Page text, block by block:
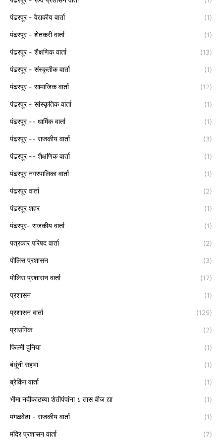
पंढरपूर - वैद्यकीय वार्ता (1)
पंढरपूर - शेतकरी वार्ता (1)
पंढरपूर - शैक्षणिक वार्ता (13)
पंढरपूर - संस्कृतीक वार्ता (1)
पंढरपूर - सामाजिक वार्ता (12)
पंढरपूर - सांस्कृतिक वार्ता (1)
पंढरपूर -- धार्मिक वार्ता (1)
पंढरपूर -- राजकीय वार्ता (3)
पंढरपूर -- शैक्षणिक वार्ता (1)
पंढरपूर नगरपालिका वार्ता (1)
पंढरपूर वार्ता (2)
पंढरपूर शहर (1)
पंढरपूर- राजकीय वार्ता (1)
पत्रकार परिषद वार्ता (2)
पोलिस प्रशासन (3)
पोलिस प्रशासन वार्ता (17)
प्रशासन (1)
प्रशासन वार्ता (129)
प्रासंगिक (2)
फिल्मी दुनिया (1)
बंधूंनी सहभा (1)
ब्रेकिंग वार्ता (1)
भीमा नदीकाठच्या शेतीपंपांना ८ तास वीज द्या (1)
मंगळवेढा - राजकीय वार्ता (1)
मंदिर प्रशासन वार्ता (7)